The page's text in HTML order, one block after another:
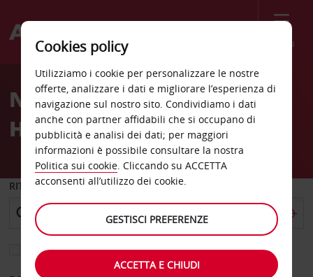
Menù
Welcome
AvisNoleggio auto Dar Arkno
Hotel Tripoli
RITIRO DA
Scegli una località di riconsegna diversa
Cookies policy
Utilizziamo i cookie per personalizzare le nostre
offerte, analizzare i dati e migliorare l’esperienza di
navigazione sul nostro sito. Condividiamo i dati
anche con partner affidabili che si occupano di
pubblicità e analisi dei dati; per maggiori
informazioni è possibile consultare la nostra
Politica sui cookie. Cliccando su ACCETTA
acconsenti all’utilizzo dei cookie.
GESTISCI PREFERENZE
ACCETTA E CHIUDI